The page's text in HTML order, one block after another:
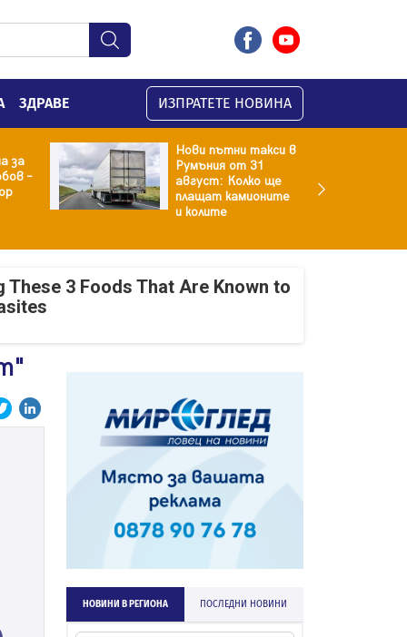
ЗДРАВЕ ИЗПРАТЕТЕ НОВИНА
за
–
Нови пътни такси в
Румъния от 31
август: Колко ще
плащат камионите
и колите
These 3 Foods That Are Known to
НОВИНИ В РЕГИОНА ПОСЛЕДНИ НОВИНИ